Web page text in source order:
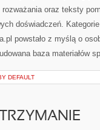
rozważania oraz teksty
doświadczeń.
powstało z myślą o
baza materiałów
DEFAULT